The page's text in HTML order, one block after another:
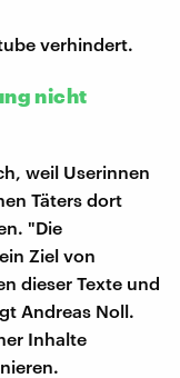
verhindert.
nicht
weil Userinnen
Täters dort
"Die
Ziel von
dieser Texte und
Andreas Noll.
Inhalte